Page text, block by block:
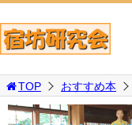
TOP おすすめ本